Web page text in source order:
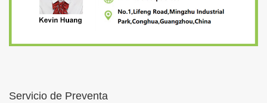
Servicio de Preventa